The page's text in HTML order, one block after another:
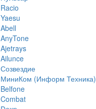
Racio
Yaesu
Abell
AnyTone
Ajetrays
Ailunce
Созвездие
МиниКом (Информ Техника)
Belfone
Combat